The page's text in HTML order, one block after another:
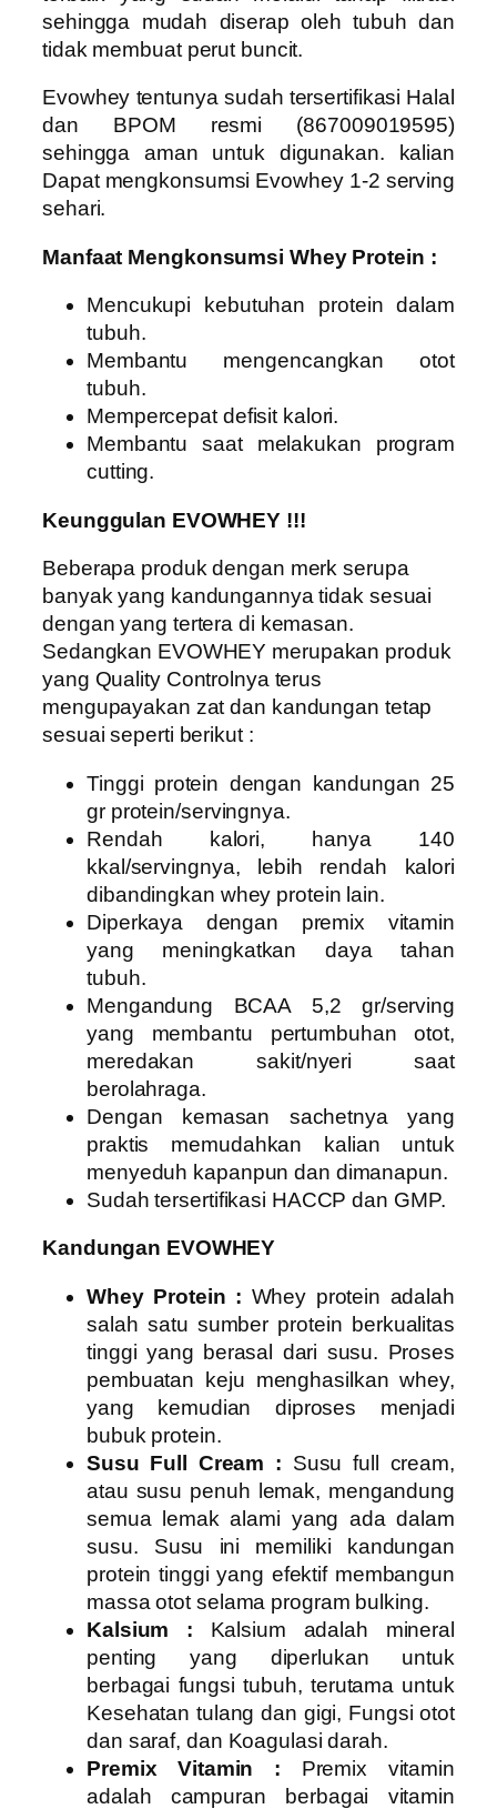
sehingga mudah diserap oleh tubuh dan
tidak membuat perut buncit.
Evowhey tentunya sudah tersertifikasi Halal
dan BPOM resmi (867009019595)
sehingga aman untuk digunakan. kalian
Dapat mengkonsumsi Evowhey 1-2 serving
sehari.
Manfaat Mengkonsumsi Whey Protein :
Mencukupi kebutuhan protein dalam
tubuh.
Membantu mengencangkan otot
tubuh.
Mempercepat defisit kalori.
Membantu saat melakukan program
cutting.
Keunggulan EVOWHEY !!!
Beberapa produk dengan merk serupa
banyak yang kandungannya tidak sesuai
dengan yang tertera di kemasan.
Sedangkan EVOWHEY merupakan produk
yang Quality Controlnya terus
mengupayakan zat dan kandungan tetap
sesuai seperti berikut :
Tinggi protein dengan kandungan 25
gr protein/servingnya.
Rendah kalori, hanya 140
kkal/servingnya, lebih rendah kalori
dibandingkan whey protein lain.
Diperkaya dengan premix vitamin
yang meningkatkan daya tahan
tubuh.
Mengandung BCAA 5,2 gr/serving
yang membantu pertumbuhan otot,
meredakan sakit/nyeri saat
berolahraga.
Dengan kemasan sachetnya yang
praktis memudahkan kalian untuk
menyeduh kapanpun dan dimanapun.
Sudah tersertifikasi HACCP dan GMP.
Kandungan EVOWHEY
Whey Protein : Whey protein adalah
salah satu sumber protein berkualitas
tinggi yang berasal dari susu. Proses
pembuatan keju menghasilkan whey,
yang kemudian diproses menjadi
bubuk protein.
Susu Full Cream : Susu full cream,
atau susu penuh lemak, mengandung
semua lemak alami yang ada dalam
susu. Susu ini memiliki kandungan
protein tinggi yang efektif membangun
massa otot selama program bulking.
Kalsium : Kalsium adalah mineral
penting yang diperlukan untuk
berbagai fungsi tubuh, terutama untuk
Kesehatan tulang dan gigi, Fungsi otot
dan saraf, dan Koagulasi darah.
Premix Vitamin : Premix vitamin
adalah campuran berbagai vitamin